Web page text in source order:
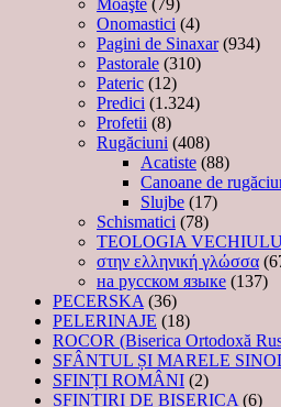
Onomastici (4)
Pagini de Sinaxar(934)
Pastorale (310)
Pateric (12)
Predici (1.324)
Profetii (8)
Rugăciuni (408)
Acatiste (88)
Canoane de
Slujbe (17)
Schismatici (78)
TEOLOGIA
στην ελληνική γλώσσα
на русском языке (137)
PECERSKA (36)
PELERINAJE (18)
ROCOR (Biserica Ortodoxă
SFÂNTUL ȘI MARELE
SFINȚI ROMÂNI (2)
SFINTIRI DE BISERICA (6)